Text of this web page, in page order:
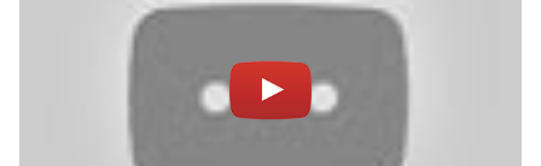
Notifiche mobile
Hai bisogno di aiuto?